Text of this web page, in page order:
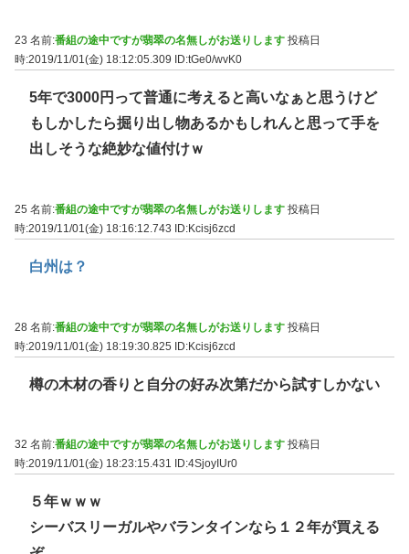
23 名前:番組の途中ですが翡翠の名無しがお送りします 投稿日
時:2019/11/01(金) 18:12:05.309
ID:tGe0/wvK0
5年で3000円って普通に考えると高いなぁと思うけど
もしかしたら掘り出し物あるかもしれんと思って手を
出しそうな絶妙な値付けｗ
25 名前:番組の途中ですが翡翠の名無しがお送りします 投稿日
時:2019/11/01(金) 18:16:12.743
ID:Kcisj6zcd
白州は？
28 名前:番組の途中ですが翡翠の名無しがお送りします 投稿日
時:2019/11/01(金) 18:19:30.825 ID:Kcisj6zcd
樽の木材の香りと自分の好み次第だから試すしかない
32 名前:番組の途中ですが翡翠の名無しがお送りします 投稿日
時:2019/11/01(金) 18:23:15.431
ID:4SjoyIUr0
５年ｗｗｗ
シーバスリーガルやバランタインなら１２年が買える